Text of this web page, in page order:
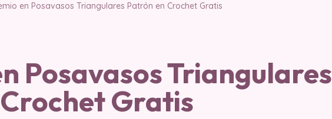
en Posavasos Triangulares Patrón en Crochet Gratis
Posavasos Triangulares
Gratis